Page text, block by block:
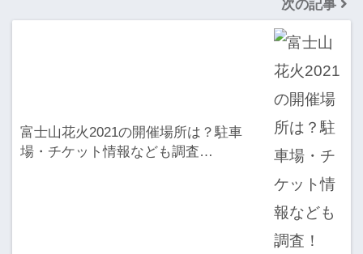
次の記事
富士山花火2021の開催場所は？駐車
場・チケット情報なども調査…